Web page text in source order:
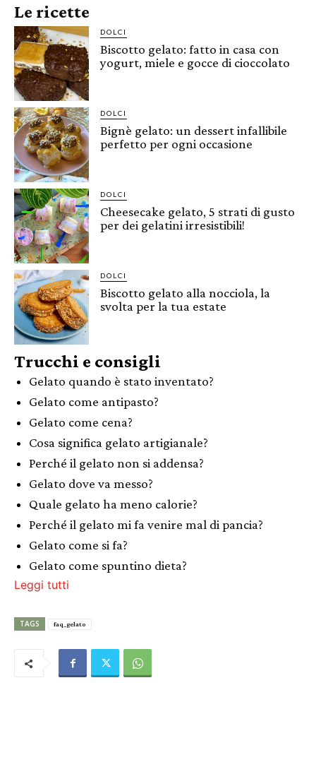
Le ricette
DOLCI
Biscotto gelato: fatto in casa con
yogurt, miele e gocce di cioccolato
DOLCI
Bignè gelato: un dessert infallibile
perfetto per ogni occasione
DOLCI
Cheesecake gelato, 5 strati di gusto
per dei gelatini irresistibili!
DOLCI
Biscotto gelato alla nocciola, la
svolta per la tua estate
Trucchi e consigli
Gelato quando è stato inventato?
Gelato come antipasto?
Gelato come cena?
Cosa significa gelato artigianale?
Perché il gelato non si addensa?
Gelato dove va messo?
Quale gelato ha meno calorie?
Perché il gelato mi fa venire mal di pancia?
Gelato come si fa?
Gelato come spuntino dieta?
Leggi tutti
TAGS faq_gelato